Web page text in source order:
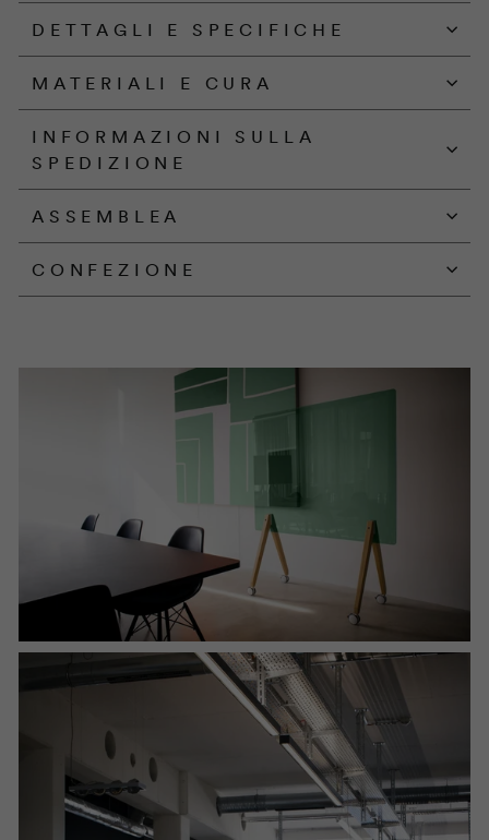
DETTAGLI E SPECIFICHE
MATERIALI E CURA
INFORMAZIONI SULLA
SPEDIZIONE
ASSEMBLEA
CONFEZIONE